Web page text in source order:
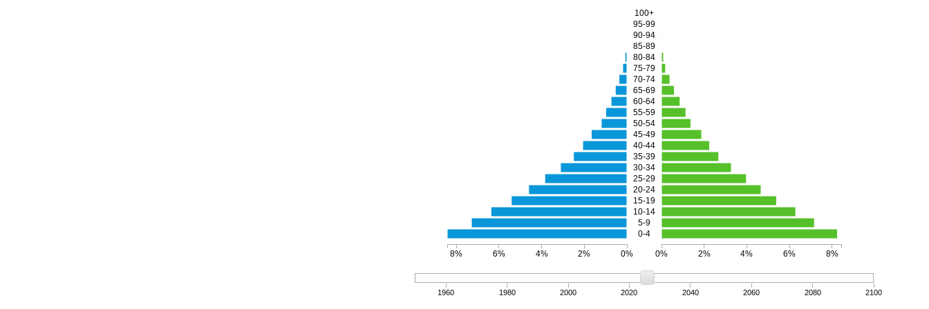
0-4
5-9
10-14
15-19
20-24
25-29
30-34
35-39
40-44
45-49
50-54
55-59
60-64
65-69
70-74
75-79
80-84
85-89
90-94
95-99
100+
0%
2%
4%
6%
8% 0% 2% 4% 6% 8%
1960 1980 2000 2020 2040 2060 2080 2100